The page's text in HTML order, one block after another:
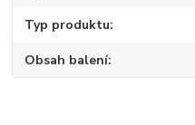
Typ produktu
Obsah balení